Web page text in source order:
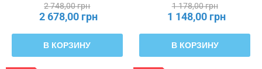
2 748,00 грн
2 678,00 грн
В КОРЗИНУ
1 178,00 грн
1 148,00 грн
В КОРЗИНУ